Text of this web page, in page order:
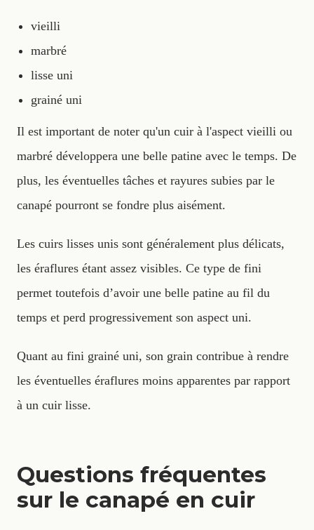
vieilli
marbré
lisse uni
grainé uni
Il est important de noter qu'un cuir à l'aspect vieilli ou
marbré développera une belle patine avec le temps. De
plus, les éventuelles tâches et rayures subies par le
canapé pourront se fondre plus aisément.
Les cuirs lisses unis sont généralement plus délicats,
les éraflures étant assez visibles. Ce type de fini
permet toutefois d’avoir une belle patine au fil du
temps et perd progressivement son aspect uni.
Quant au fini grainé uni, son grain contribue à rendre
les éventuelles éraflures moins apparentes par rapport
à un cuir lisse.
Questions fréquentes
sur le canapé en cuir